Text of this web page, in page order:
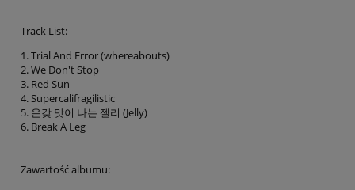
Track List:
1. Trial And Error (whereabouts)
2. We Don't Stop
3. Red Sun
4. Supercalifragilistic
5. 온갖 맛이 나는 젤리 (Jelly)
6. Break A Leg
Zawartość albumu: